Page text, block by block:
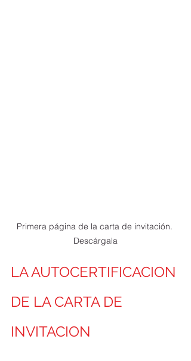
Primera página de la carta de invitación.
Descárgala
LA AUTOCERTIFICACION
DE LA CARTA DE
INVITACION